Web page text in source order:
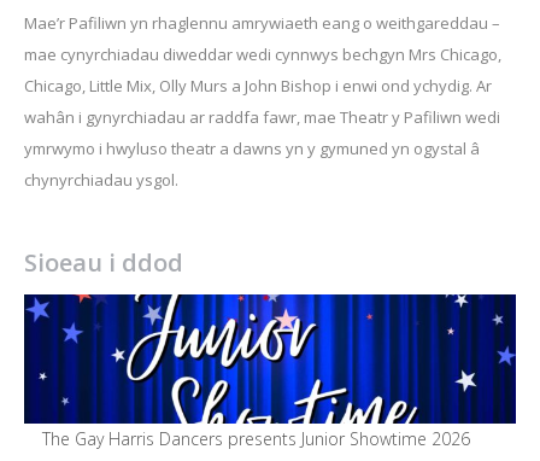
Mae’r Pafiliwn yn rhaglennu amrywiaeth eang o weithgareddau –
mae cynyrchiadau diweddar wedi cynnwys bechgyn Mrs Chicago,
Chicago, Little Mix, Olly Murs a John Bishop i enwi ond ychydig. Ar
wahân i gynyrchiadau ar raddfa fawr, mae Theatr y Pafiliwn wedi
ymrwymo i hwyluso theatr a dawns yn y gymuned yn ogystal â
chynyrchiadau ysgol.
Sioeau i ddod
The Gay Harris Dancers presents Junior Showtime 2026